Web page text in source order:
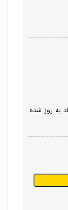
سایت امروز ،پنجشنبه ۱۵ مرداد به روز شده